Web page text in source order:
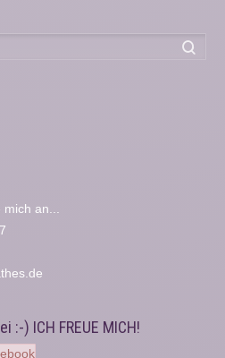
an...
) ICH FREUE MICH!